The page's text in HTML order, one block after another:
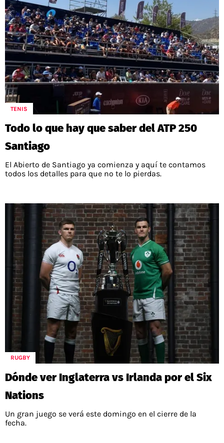
TENIS
Todo lo que hay que saber del ATP 250
Santiago
El Abierto de Santiago ya comienza y aquí te contamos
todos los detalles para que no te lo pierdas.
RUGBY
Dónde ver Inglaterra vs Irlanda por el Six
Nations
Un gran juego se verá este domingo en el cierre de la
fecha.